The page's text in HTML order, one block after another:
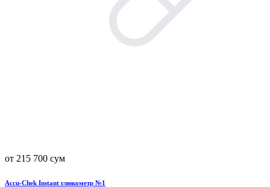
от 215 700 сум
Accu-Chek Instant глюкометр №1